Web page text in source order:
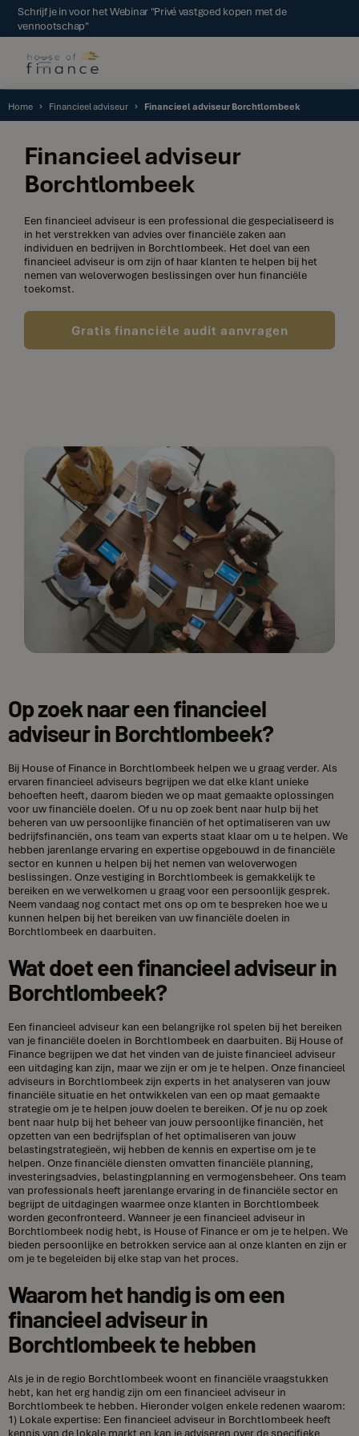
Schrijf je in voor het Webinar "Privé vastgoed kopen met de
vennootschap"
Home Financieel adviseur Financieel adviseur Borchtlombeek
Financieel adviseur
Borchtlombeek
Een financieel adviseur is een professional die gespecialiseerd is
in het verstrekken van advies over financiële zaken aan
individuen en bedrijven in Borchtlombeek. Het doel van een
financieel adviseur is om zijn of haar klanten te helpen bij het
nemen van weloverwogen beslissingen over hun financiële
toekomst.
Gratis financiële audit aanvragen
Op zoek naar een financieel
adviseur in Borchtlombeek?
Bij House of Finance in Borchtlombeek helpen we u graag verder. Als
ervaren financieel adviseurs begrijpen we dat elke klant unieke
behoeften heeft, daarom bieden we op maat gemaakte oplossingen
voor uw financiële doelen. Of u nu op zoek bent naar hulp bij het
beheren van uw persoonlijke financiën of het optimaliseren van uw
bedrijfsfinanciën, ons team van experts staat klaar om u te helpen. We
hebben jarenlange ervaring en expertise opgebouwd in de financiële
sector en kunnen u helpen bij het nemen van weloverwogen
beslissingen. Onze vestiging in Borchtlombeek is gemakkelijk te
bereiken en we verwelkomen u graag voor een persoonlijk gesprek.
Neem vandaag nog contact met ons op om te bespreken hoe we u
kunnen helpen bij het bereiken van uw financiële doelen in
Borchtlombeek en daarbuiten.
Wat doet een financieel adviseur in
Borchtlombeek?
Een financieel adviseur kan een belangrijke rol spelen bij het bereiken
van je financiële doelen in Borchtlombeek en daarbuiten. Bij House of
Finance begrijpen we dat het vinden van de juiste financieel adviseur
een uitdaging kan zijn, maar we zijn er om je te helpen. Onze financieel
adviseurs in Borchtlombeek zijn experts in het analyseren van jouw
financiële situatie en het ontwikkelen van een op maat gemaakte
strategie om je te helpen jouw doelen te bereiken. Of je nu op zoek
bent naar hulp bij het beheer van jouw persoonlijke financiën, het
opzetten van een bedrijfsplan of het optimaliseren van jouw
belastingstrategieën, wij hebben de kennis en expertise om je te
helpen. Onze financiële diensten omvatten financiële planning,
investeringsadvies, belastingplanning en vermogensbeheer. Ons team
van professionals heeft jarenlange ervaring in de financiële sector en
begrijpt de uitdagingen waarmee onze klanten in Borchtlombeek
worden geconfronteerd. Wanneer je een financieel adviseur in
Borchtlombeek nodig hebt, is House of Finance er om je te helpen. We
bieden persoonlijke en betrokken service aan al onze klanten en zijn er
om je te begeleiden bij elke stap van het proces.
Waarom het handig is om een
financieel adviseur in
Borchtlombeek te hebben
Als je in de regio Borchtlombeek woont en financiële vraagstukken
hebt, kan het erg handig zijn om een financieel adviseur in
Borchtlombeek te hebben. Hieronder volgen enkele redenen waarom:
1) Lokale expertise: Een financieel adviseur in Borchtlombeek heeft
kennis van de lokale markt en kan je adviseren over de specifieke